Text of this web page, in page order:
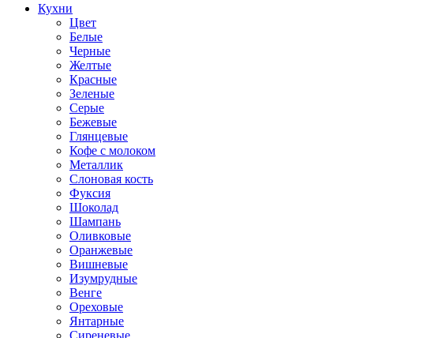
Кухни
Цвет
Белые
Черные
Желтые
Красные
Зеленые
Серые
Бежевые
Глянцевые
Кофе с молоком
Металлик
Слоновая кость
Фуксия
Шоколад
Шампань
Оливковые
Оранжевые
Вишневые
Изумрудные
Венге
Ореховые
Янтарные
Сиреневые